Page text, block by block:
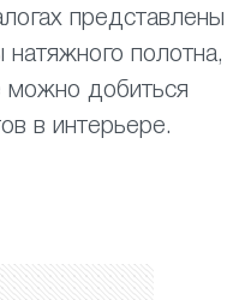
представлены
полотна,
можно добиться
в интерьере.